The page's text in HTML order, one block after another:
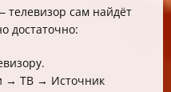
телевизор сам найдёт
достаточно:
→ ТВ → Источник